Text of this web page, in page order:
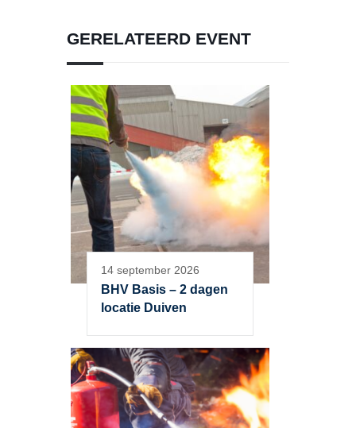
GERELATEERD EVENT
14 september 2026
BHV Basis – 2 dagen
locatie Duiven